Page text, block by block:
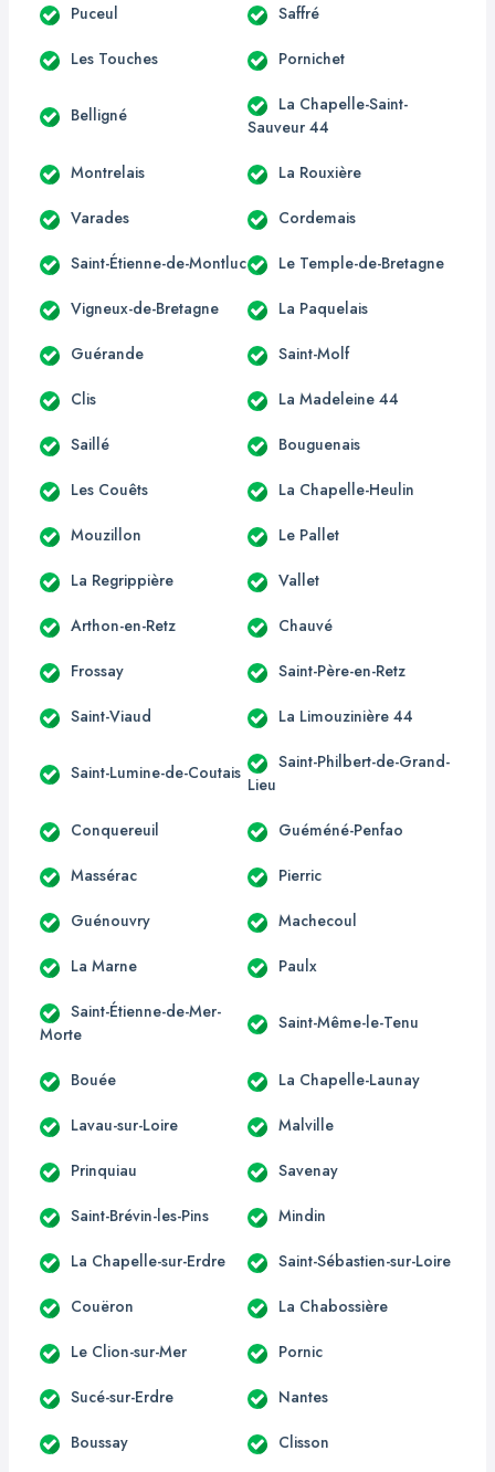
Puceul Saffré
Les Touches Pornichet
Belligné
La Chapelle-Saint-
Sauveur 44
Montrelais La Rouxière
Varades Cordemais
Saint-Étienne-de-Montluc Le Temple-de-Bretagne
Vigneux-de-Bretagne La Paquelais
Guérande Saint-Molf
Clis La Madeleine 44
Saillé Bouguenais
Les Couêts La Chapelle-Heulin
Mouzillon Le Pallet
La Regrippière Vallet
Arthon-en-Retz Chauvé
Frossay Saint-Père-en-Retz
Saint-Viaud La Limouzinière 44
Saint-Lumine-de-Coutais
Saint-Philbert-de-Grand-
Lieu
Conquereuil Guéméné-Penfao
Massérac Pierric
Guénouvry Machecoul
La Marne Paulx
Saint-Étienne-de-Mer-
Morte
Saint-Même-le-Tenu
Bouée La Chapelle-Launay
Lavau-sur-Loire Malville
Prinquiau Savenay
Saint-Brévin-les-Pins Mindin
La Chapelle-sur-Erdre Saint-Sébastien-sur-Loire
Couëron La Chabossière
Le Clion-sur-Mer Pornic
Sucé-sur-Erdre Nantes
Boussay Clisson